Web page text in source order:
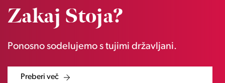
Zakaj Stoja?
Ponosno sodelujemo s tujimi državljani.
Preberi več